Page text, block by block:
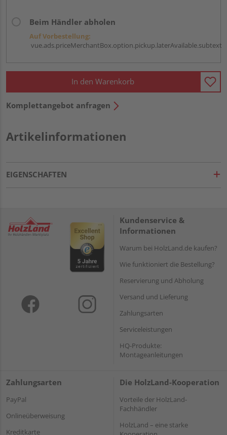
Beim Händler abholen
Auf Vorbestellung:
vue.ads.priceMerchantBox.option.pickup.laterAvailable.subtext
In den Warenkorb
Komplettangebot anfragen
Artikelinformationen
EIGENSCHAFTEN
Kundenservice &
Informationen
Warum bei HolzLand.de kaufen?
Wie funktioniert die Bestellung?
Reservierung und Abholung
Versand und Lieferung
Zahlungsarten
Serviceleistungen
HQ-Produkte:
Montageanleitungen
Zahlungsarten
PayPal
Onlineüberweisung
Kreditkarte
Die HolzLand-Kooperation
Vorteile der HolzLand-
Fachhändler
HolzLand – eine starke